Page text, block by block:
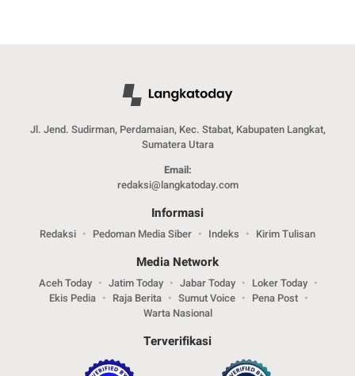
Jl. Jend. Sudirman, Perdamaian, Kec. Stabat, Kabupaten Langkat,
Sumatera Utara
Email:
redaksi@langkatoday.com
Informasi
Redaksi Pedoman Media Siber Indeks Kirim Tulisan
Media Network
Aceh Today Jatim Today Jabar Today
Loker Today
Ekis Pedia
Raja Berita Sumut Voice
Pena Post
Warta Nasional
Terverifikasi